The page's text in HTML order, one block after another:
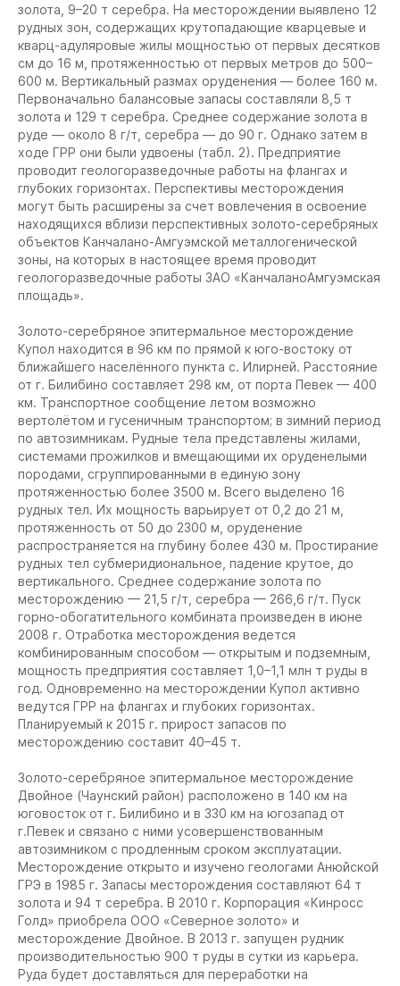
золота, 9–20 т серебра. На месторождении выявлено 12
рудных зон, содержащих крутопадающие кварцевые и
кварц-адуляровые жилы мощностью от первых десятков
см до 16 м, протяженностью от первых метров до 500–
600 м. Вертикальный размах оруденения — более 160 м.
Первоначально балансовые запасы составляли 8,5 т
золота и 129 т серебра. Среднее содержание золота в
руде — около 8 г/т, серебра — до 90 г. Однако затем в
ходе ГРР они были удвоены (табл. 2). Предприятие
проводит геологоразведочные работы на флангах и
глубоких горизонтах. Перспективы месторождения
могут быть расширены за счет вовлечения в освоение
находящихся вблизи перспективных золото-серебряных
объектов Канчалано-Амгуэмской металлогенической
зоны, на которых в настоящее время проводит
геологоразведочные работы ЗАО «КанчаланоАмгуэмская
площадь».
Золото-серебряное эпитермальное месторождение
Купол находится в 96 км по прямой к юго-востоку от
ближайшего населённого пункта с. Илирней. Расстояние
от г. Билибино составляет 298 км, от порта Певек — 400
км. Транспортное сообщение летом возможно
вертолётом и гусеничным транспортом; в зимний период
по автозимникам. Рудные тела представлены жилами,
системами прожилков и вмещающими их оруденелыми
породами, сгруппированными в единую зону
протяженностью более 3500 м. Всего выделено 16
рудных тел. Их мощность варьирует от 0,2 до 21 м,
протяженность от 50 до 2300 м, оруденение
распространяется на глубину более 430 м. Простирание
рудных тел субмеридиональное, падение крутое, до
вертикального. Среднее содержание золота по
месторождению — 21,5 г/т, серебра — 266,6 г/т. Пуск
горно-обогатительного комбината произведен в июне
2008 г. Отработка месторождения ведется
комбинированным способом — открытым и подземным,
мощность предприятия составляет 1,0–1,1 млн т руды в
год. Одновременно на месторождении Купол активно
ведутся ГРР на флангах и глубоких горизонтах.
Планируемый к 2015 г. прирост запасов по
месторождению составит 40–45 т.
Золото-серебряное эпитермальное месторождение
Двойное (Чаунский район) расположено в 140 км на
юговосток от г. Билибино и в 330 км на югозапад от
г.Певек и связано с ними усовершенствованным
автозимником с продленным сроком эксплуатации.
Месторождение открыто и изучено геологами Анюйской
ГРЭ в 1985 г. Запасы месторождения составляют 64 т
золота и 94 т серебра. В 2010 г. Корпорация «Кинросс
Голд» приобрела ООО «Северное золото» и
месторождение Двойное. В 2013 г. запущен рудник
производительностью 900 т руды в сутки из карьера.
Руда будет доставляться для переработки на